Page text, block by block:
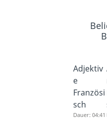
Adjektiv
e
Französi
sch
Dauer: 04:41